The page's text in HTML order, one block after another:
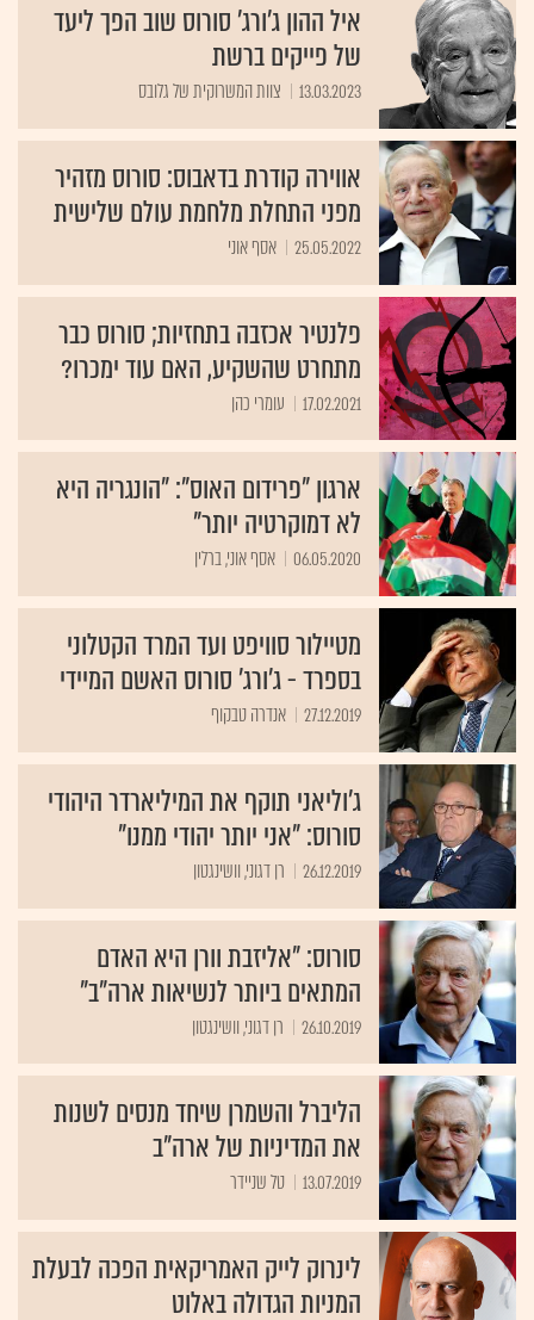
איל ההון ג'ורג' סורוס שוב הפך ליעד
של פייקים ברשת
13.03.2023 צוות המשרוקית של גלובס
אווירה קודרת בדאבוס: סורוס מזהיר
מפני התחלת מלחמת עולם שלישית
25.05.2022 אסף אוני
פלנטיר אכזבה בתחזיות; סורוס כבר
מתחרט שהשקיע, האם עוד ימכרו?
17.02.2021 עומרי כהן
ארגון "פרידום האוס": "הונגריה היא
לא דמוקרטיה יותר"
06.05.2020 אסף אוני, ברלין
מטיילור סוויפט ועד המרד הקטלוני
בספרד - ג'ורג' סורוס האשם המיידי
27.12.2019 אנדרה טבקוף
ג'וליאני תוקף את המיליארדר היהודי
סורוס: "אני יותר יהודי ממנו"
26.12.2019 רן דגוני, וושינגטון
סורוס: "אליזבת וורן היא האדם
המתאים ביותר לנשיאות ארה"ב"
26.10.2019 רן דגוני, וושינגטון
הליברל והשמרן שיחד מנסים לשנות
את המדיניות של ארה"ב
13.07.2019 טל שניידר
לינרוק לייק האמריקאית הפכה לבעלת
המניות הגדולה באלוט